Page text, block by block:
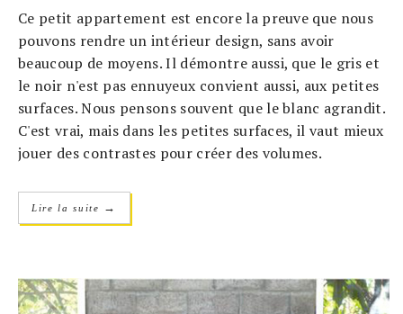
Ce petit appartement est encore la preuve que nous
pouvons rendre un intérieur design, sans avoir
beaucoup de moyens. Il démontre aussi, que le gris et
le noir n'est pas ennuyeux convient aussi, aux petites
surfaces. Nous pensons souvent que le blanc agrandit.
C'est vrai, mais dans les petites surfaces, il vaut mieux
jouer des contrastes pour créer des volumes.
Lire la suite →